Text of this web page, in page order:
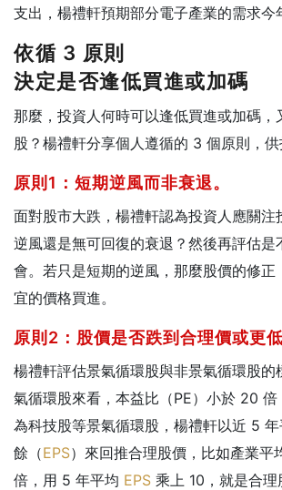
支出，楊禮軒預期部分電子產業的需求今
依循 3 原則
決定是否逢低買進或加碼
那麼，投資人何時可以逢低買進或加碼，
股？楊禮軒分享個人遵循的 3 個原則，供
原則1：短期逆風而非衰退。
面對股市大跌，楊禮軒認為投資人應關注
逆風還是無可回復的衰退？然後再評估是
會。若只是短期的逆風，那麼股價的修正
宜的價格買進。
原則2：股價是否跌到合理價或更低
楊禮軒評估景氣循環股與非景氣循環股的
氣循環股來看，本益比（PE）小於 20
為科技股等景氣循環股，楊禮軒以近 5
餘（EPS）來回推合理股價，比如產業平
倍，用 5 年平均 EPS 乘上 10，就是合理